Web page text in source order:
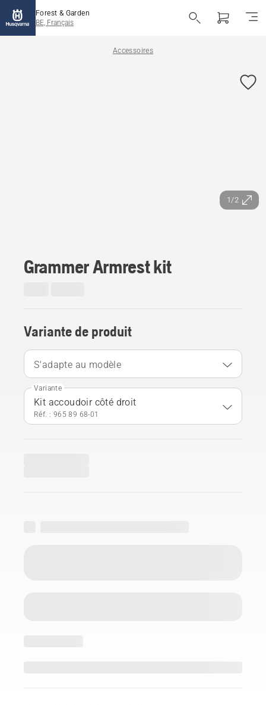
Forest & Garden
BE, Français
Accessoires
1/2
Grammer Armrest kit
Variante de produit
S'adapte au modèle
Variante
Kit accoudoir côté droit
Réf. : 965 89 68‑01